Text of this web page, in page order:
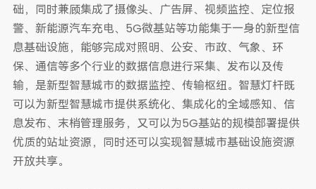
础，同时兼顾集成了摄像头、广告屏、视频监控、定位报
警、新能源汽车充电、5G微基站等功能集于一身的新型信
息基础设施，能够完成对照明、公安、市政、气象、环
保、通信等多个行业的数据信息进行采集、发布以及传
输，是新型智慧城市的数据监控、传输枢纽。智慧灯杆既
可以为新型智慧城市提供系统化、集成化的全域感知、信
息发布、末梢管理服务，又可以为5G基站的规模部署提供
优质的站址资源，同时还可以实现智慧城市基础设施资源
开放共享。